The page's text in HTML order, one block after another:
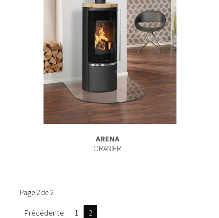
ARENA
ORANIER
Page 2 de 2
Précédente 1 2